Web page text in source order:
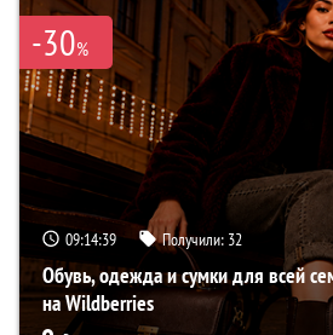
-30%
09:14:39 Получили: 32
Обувь, одежда и сумки для всей
на Wildberries